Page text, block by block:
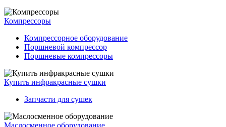
Компрессоры
Компрессорное оборудование
Поршневой компрессор
Поршневые компрессоры
Купить инфракрасные сушки
Запчасти для сушек